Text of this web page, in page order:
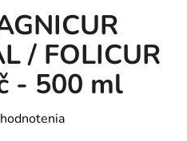
/ FOLICUR
- 500 ml